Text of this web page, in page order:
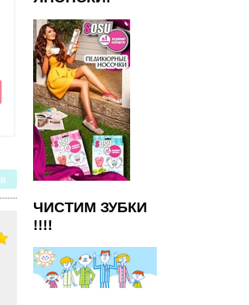
ЧИСТИМ ЗУБКИ
!!!!